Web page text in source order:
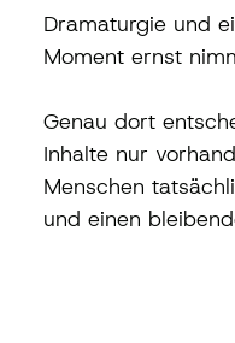
Dramaturgie und
Moment ernst
Genau dort
Inhalte nur
Menschen
und einen